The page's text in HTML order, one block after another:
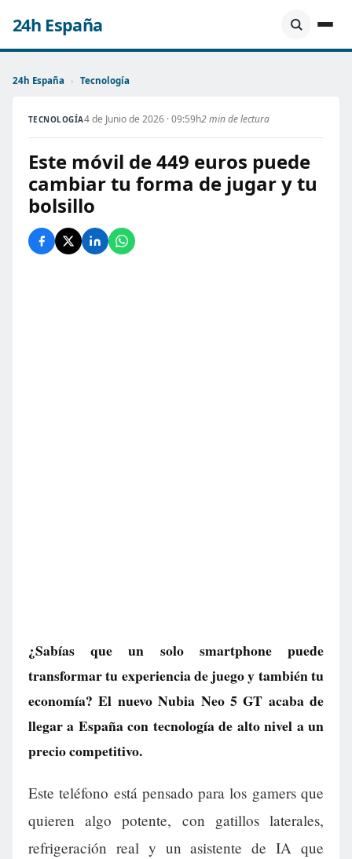
24h España
24h España › Tecnología
TECNOLOGÍA4 de Junio de 2026 · 09:59h2 min de lectura
Este móvil de 449 euros puede
cambiar tu forma de jugar y tu
bolsillo
¿Sabías que un solo smartphone puede
transformar tu experiencia de juego y también tu
economía? El nuevo Nubia Neo 5 GT acaba de
llegar a España con tecnología de alto nivel a un
precio competitivo.
Este teléfono está pensado para los gamers que
quieren algo potente, con gatillos laterales,
refrigeración real y un asistente de IA que